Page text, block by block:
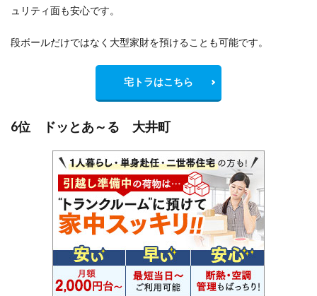
ュリティ面も安心です。
段ボールだけではなく大型家財を預けることも可能です。
宅トラはこちら
6位 ドッとあ～る 大井町